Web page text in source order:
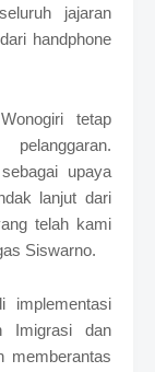
jajaran
handphone
tetap
upaya
lanjut dari
telah kami
Siswarno.
implementasi
Imigrasi dan
memberantas